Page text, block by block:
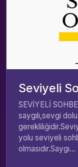
Seviyeli
SEVİYELİ
saygılı,sevgi
yolu seviyeli
olmasıdır.Saygı...